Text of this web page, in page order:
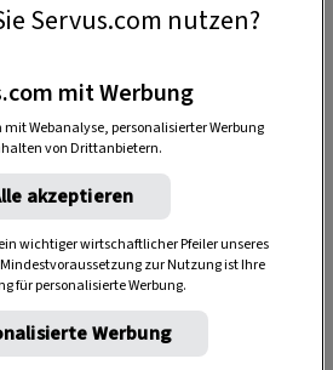
Tropfen ätherisches Öl der
alba)
Servus.com nutzen?
mit Werbung
mit Webanalyse, personalisierter Werbung
von Drittanbietern.
akzeptieren
wichtiger wirtschaftlicher Pfeiler unseres
zur Nutzung ist Ihre
für personalisierte Werbung.
Werbung